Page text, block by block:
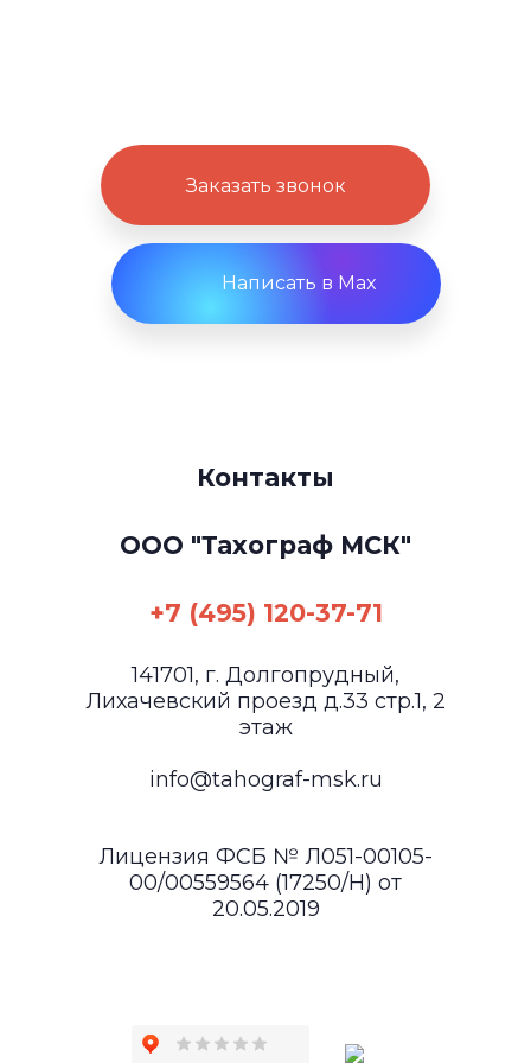
Заказать звонок
Написать в Max
Контакты
ООО "Тахограф МСК"
+7 (495) 120-37-71
141701, г. Долгопрудный,
Лихачевский проезд д.33 стр.1, 2
этаж
info@tahograf-msk.ru
Лицензия ФСБ № Л051-00105-
00/00559564 (17250/Н) от
20.05.2019